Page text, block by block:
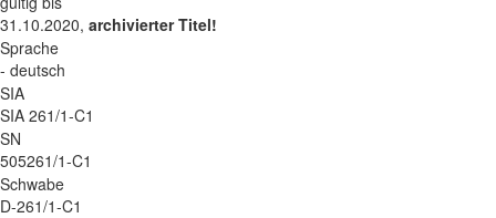
31.10.2020, archivierter Titel!
Sprache
- deutsch
SIA
SIA 261/1-C1
SN
505261/1-C1
Schwabe
D-261/1-C1